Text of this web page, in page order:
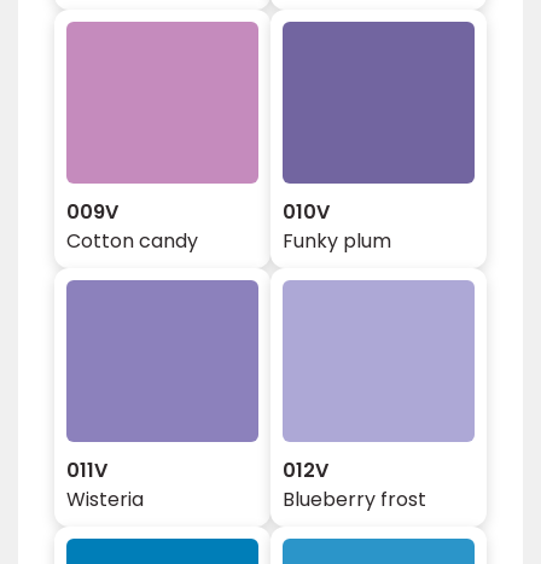
009V
Cotton candy
010V
Funky plum
011V
Wisteria
012V
Blueberry frost